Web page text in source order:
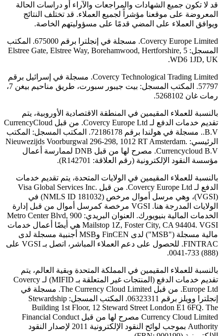
قد لا تكون جميع الشهادات والمراجعات والآراء أو دراسات الحالة
المعروضة على موقعنا مؤشراً لجميع العملاء. قد تختلف النتائج
ويوافق العملاء على المضي قدمًا على مسؤوليتهم الخاصة.
Covercy Europe Limited. مسجلة في إنجلترا برقم 675000. المكتب
المسجل: 5 Elstree Gate, Elstree Way, Borehamwood, Hertforshire,
WD6 1JD, UK.
Covercy Technological Trading Limited. مسجلة في إسرائيل برقم
57797. المكتب المسجل: بيت جيبور سبورت، طريق مناحيم بيغن 7،
رمات غان 5268102.
بالنسبة للعملاء المقيمين في المنطقة الاقتصادية الأوروبية، يتم
تقديم خدمات الدفع لـ Covercy Europe Ltd. من قبل CurrencyCloud
B.V.. مسجلة في هولندا برقم 72186178. المكتب المسجل: المكتب
الرئيسي: Nieuwezijds Voorburgwal 296-298, 1012 RT Amsterdam.
Currencycloud B.V. مصرح لها من قبل DNB لممارسة أعمال
مؤسسة النقود الإلكترونية (رقم العلاقة: R142701).
بالنسبة للعملاء المقيمين في الولايات المتحدة، يتم تقديم خدمات
الدفع لـ Covercy Europe Ltd. من قبل Visa Global Services Inc.
(VGSI)، وهي مرسل أموال مرخص (NMLS ID 181032) في
الولايات المدرجة هنا. VGSI مرخصة كمرسل أموال من قبل إدارة
الخدمات المالية بنيويورك. العنوان البريدي: 900 Metro Center Blvd,
Mailstop 1Z, Foster City, CA 94404. VGSI هي أيضًا أعمال خدمات
مالية مسجلة ("MSB") لدى FinCEN وMSB أجنبية مسجلة لدى
FINTRAC. للحصول على دعم العملاء المباشر، اتصل بـ VGSI على
(888) 733-0041.
بالنسبة للعملاء المقيمين في المملكة المتحدة وبقية العالم، يتم
تقديم خدمات الدفع (المنتجات غير المتعلقة بـ MIFID) لـ Covercy
Europe Ltd. من قبل The Currency Cloud Limited. مسجلة في
إنجلترا وويلز برقم 06323311. المكتب المسجل: Stewardship
Building 1st Floor, 12 Steward Street London E1 6FQ. The
Currency Cloud Limited مصرح لها من قبل Financial Conduct
Authority بموجب لوائح النقود الإلكترونية 2011 لإصدار النقود